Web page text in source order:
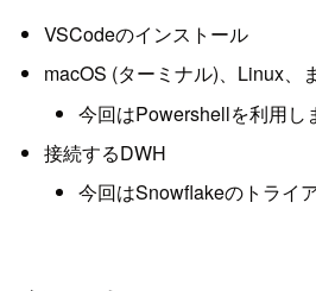
VSCodeのインストール
macOS (ターミナル)、Linux、
今回はPowershellを利用し
接続するDWH
今回はSnowflakeのトライ